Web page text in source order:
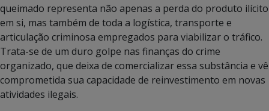
queimado representa não apenas a perda do produto ilícito
em si, mas também de toda a logística, transporte e
articulação criminosa empregados para viabilizar o tráfico.
Trata-se de um duro golpe nas finanças do crime
organizado, que deixa de comercializar essa substância e vê
comprometida sua capacidade de reinvestimento em novas
atividades ilegais.